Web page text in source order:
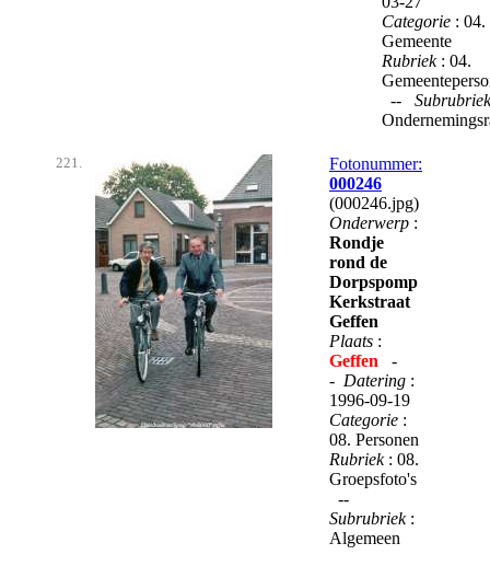
Categorie : 04.
Gemeente
Rubriek : 04.
--
221.
Fotonummer:
000246
(000246.jpg)
Onderwerp :
Rondje
rond de
Dorpspomp
Kerkstraat
Geffen
Plaats :
Geffen -
- Datering :
1996-09-19
Categorie :
08. Personen
Rubriek : 08.
Groepsfoto's
--
Subrubriek :
Algemeen